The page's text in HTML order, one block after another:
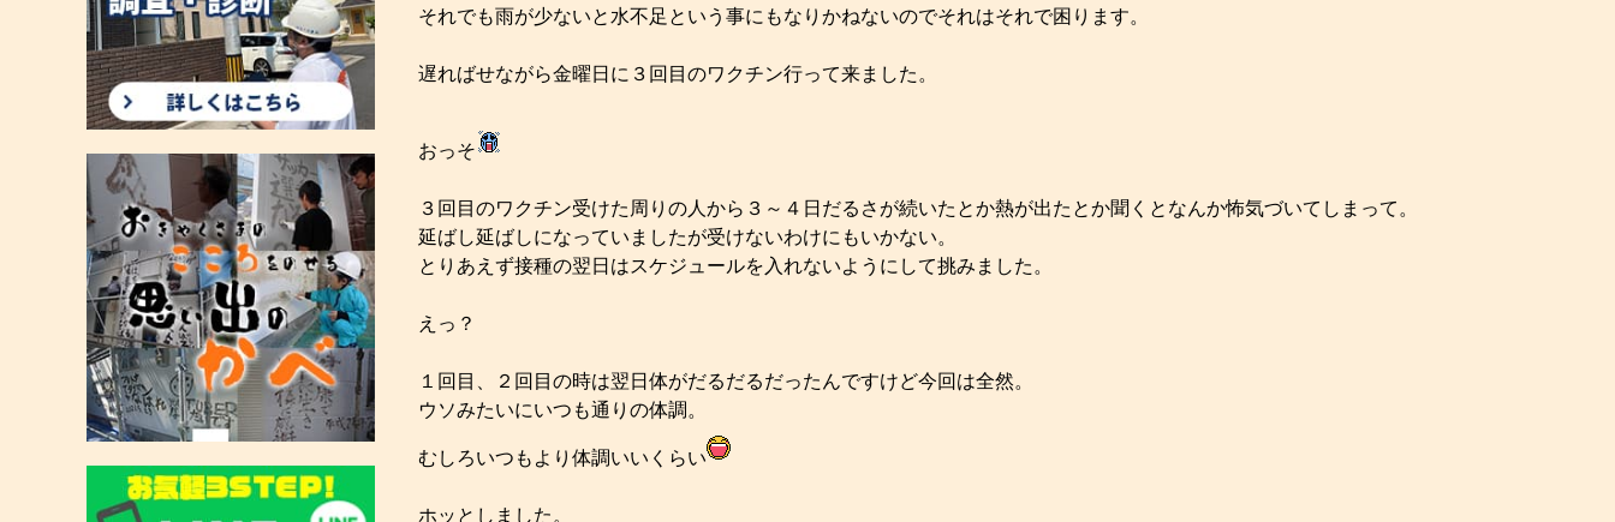
それでも雨が少ないと水不足という事にもなりかねないのでそれはそれで困ります。
遅ればせながら金曜日に３回目のワクチン行って来ました。
おっそ
３回目のワクチン受けた周りの人から３～４日だるさが続いたとか熱が出たとか聞くとなんか怖気づいてしまって。
延ばし延ばしになっていましたが受けないわけにもいかない。
とりあえず接種の翌日はスケジュールを入れないようにして挑みました。
えっ？
１回目、２回目の時は翌日体がだるだるだったんですけど今回は全然。
ウソみたいにいつも通りの体調。
むしろいつもより体調いいくらい
ホッとしました。